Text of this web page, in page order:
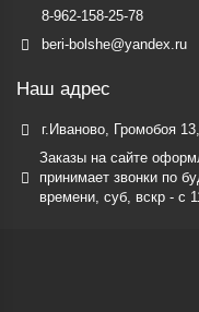
8-962-158-25-78
beri-bolshe@yandex.ru
Наш адрес
г.Иваново, Громобоя
Заказы на сайте
принимает звонки по
времени, суб, вскр - с